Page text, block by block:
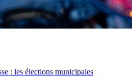
: les élections municipales